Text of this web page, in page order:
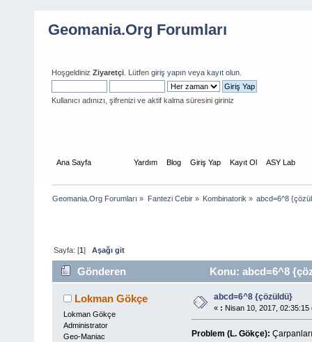
Geomania.Org Forumları
Hoşgeldiniz Ziyaretçi . Lütfen giriş yapın veya kayıt olun
Kullanıcı adınızı, şifrenizi ve aktif kalma süresini giriniz
Ana Sayfa Yardım Blog Giriş Yap Kayıt Ol ASY Lab
Geomania.Org Forumları » Fantezi Cebir» Kombinatorik » abcd=6^8
Sayfa: [1]Aşağı git
Gönderen Konu: abcd=6^8
Lokman Gökçe
Lokman Gökçe
Administrator
Geo-Maniac
abcd=6^8 {çözüldü}
« : Nisan 10, 2017, 02:35:15
Problem (L. Gökçe):